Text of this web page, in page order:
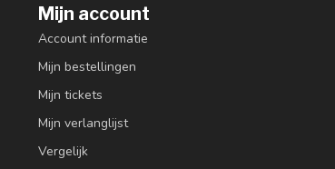
Mijn account
Account informatie
Mijn bestellingen
Mijn tickets
Mijn verlanglijst
Vergelijk